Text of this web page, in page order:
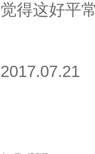
觉得这好平